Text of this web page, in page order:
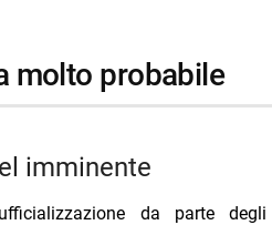
molto probabile
imminente
da parte